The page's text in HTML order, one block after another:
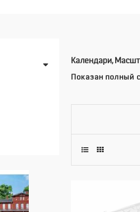
Календари,
Показан полный